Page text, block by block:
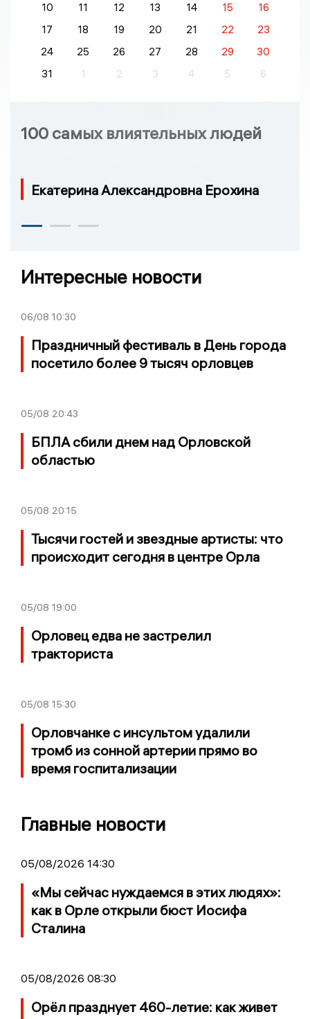
10
11 12 13 14 15
16
17
18 19 20 21 22
23
24
25 26 27 28 29
30
31
1 2 3 4 5 6
100 самых влиятельных людей
Екатерина Александровна Ерохина
Интересные новости
06/08 10:30
Праздничный фестиваль в День города
посетило более 9 тысяч орловцев
05/08 20:43
БПЛА сбили днем над Орловской
областью
05/08 20:15
Тысячи гостей и звездные артисты: что
происходит сегодня в центре Орла
05/08 19:00
Орловец едва не застрелил
тракториста
05/08 15:30
Орловчанке с инсультом удалили
тромб из сонной артерии прямо во
время госпитализации
Главные новости
05/08/2026 14:30
«Мы сейчас нуждаемся в этих людях»:
как в Орле открыли бюст Иосифа
Сталина
05/08/2026 08:30
Орёл празднует 460-летие: как живет